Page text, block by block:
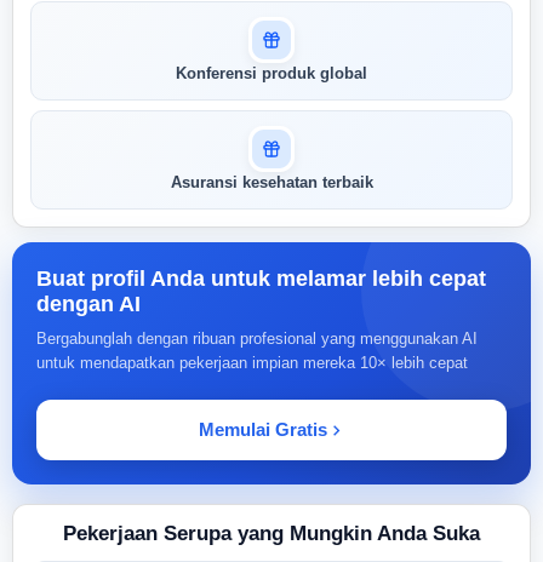
Konferensi produk global
Asuransi kesehatan terbaik
Buat profil Anda untuk melamar lebih cepat
dengan AI
Bergabunglah dengan ribuan profesional yang menggunakan AI
untuk mendapatkan pekerjaan impian mereka 10× lebih cepat
Memulai Gratis
Pekerjaan Serupa yang Mungkin Anda Suka